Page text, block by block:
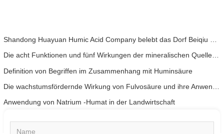
Die acht Funktionen und fünf Wirkungen der mineralischen Quelle Fulvosäure
Definition von Begriffen im Zusammenhang mit Huminsäure
Anwendung von Natrium -Humat in der Landwirtschaft